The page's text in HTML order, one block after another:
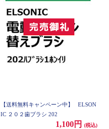
【送料無料キャンペーン中】
ELSON
IC ２０２歯ブラシ 202
1,100円 (税込)